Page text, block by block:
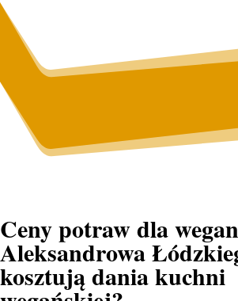
Ceny potraw dla
Aleksandrowa
kosztują dania kuchni